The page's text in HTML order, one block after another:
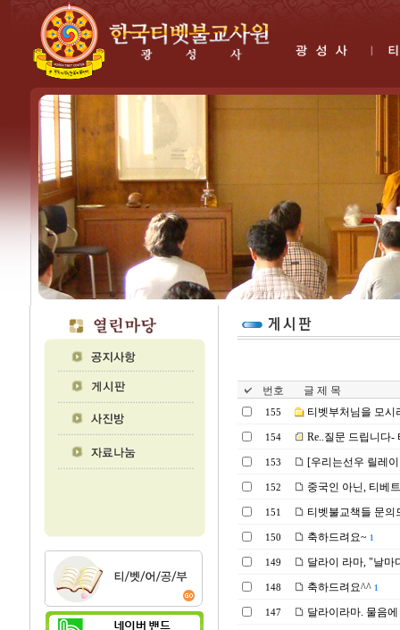
번호 글 제 목
155 티벳부처님을 모시
154 Re..질문 드립니다-
153 [우리는선우 릴레
152 중국인 아닌, 티베
151 티벳불교책들 문의
150 축하드려요~ 1
149 달라이 라마, "날마
148 축하드려요^^ 1
147 달라이라마. 물음